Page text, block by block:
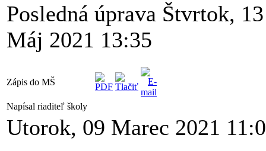
Posledná úprava Štvrtok, 13
Máj 2021 13:35
Zápis do MŠ
Napísal riaditeľ školy
Utorok, 09 Marec 2021